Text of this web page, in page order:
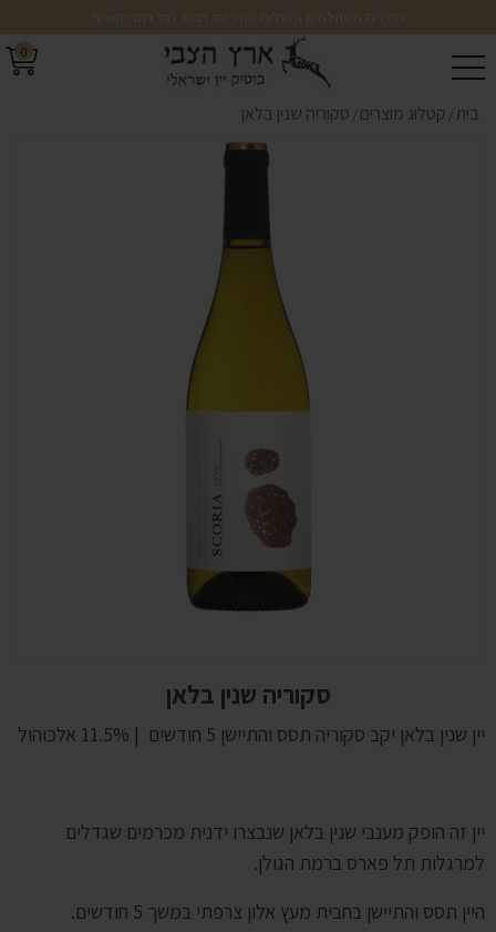
מחירים משתלמים ומשלוח מהיר עד הבית לכל רחבי הארץ!
0
בית/ קטלוג מוצרים/ סקוריה שנין בלאן
סקוריה שנין בלאן
יין שנין בלאן יקב סקוריה תסס והתיישן 5 חודשים | 11.5% אלכוהול
יין זה הופק מענבי שנין בלאן שנבצרו ידנית מכרמים שגדלים
למרגלות תל פארס ברמת הגולן.
היין תסס והתיישן בחבית מעץ אלון צרפתי במשך 5 חודשים.